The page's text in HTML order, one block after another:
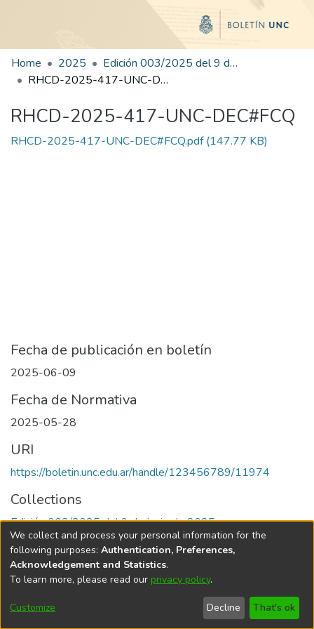
Home 2025
Edición 003/2025 del 9 de junio de 2025
RHCD-2025-417-UNC-DEC#FCQ
RHCD-2025-417-UNC-DEC#FCQ
RHCD-2025-417-UNC-DEC#FCQ.pdf(147.77 KB)
Fecha de publicación en boletín
2025-06-09
Fecha de Normativa
2025-05-28
URI
https://boletin.unc.edu.ar/handle/123456789/11974
Collections
Edición 003/2025 del 9 de junio de 2025
Universidad Nacional de Córdoba
We collect and process your personal information for the
following purposes: Authentication, Preferences,
Acknowledgement and Statistics.
To learn more, please read our privacy policy.
Customize Decline That's ok